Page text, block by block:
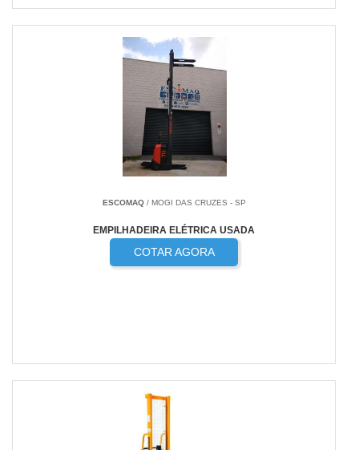
ESCOMAQ/ MOGI DAS CRUZES - SP
EMPILHADEIRA ELÉTRICA USADA
COTAR AGORA